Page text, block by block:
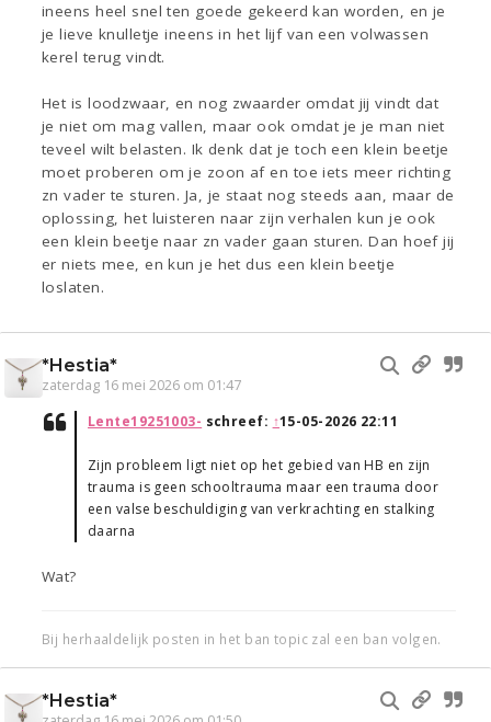
ineens heel snel ten goede gekeerd kan worden, en je
je lieve knulletje ineens in het lijf van een volwassen
kerel terug vindt.
Het is loodzwaar, en nog zwaarder omdat jij vindt dat
je niet om mag vallen, maar ook omdat je je man niet
teveel wilt belasten. Ik denk dat je toch een klein beetje
moet proberen om je zoon af en toe iets meer richting
zn vader te sturen. Ja, je staat nog steeds aan, maar de
oplossing, het luisteren naar zijn verhalen kun je ook
een klein beetje naar zn vader gaan sturen. Dan hoef jij
er niets mee, en kun je het dus een klein beetje
loslaten.
*Hestia*
zaterdag 16 mei 2026 om 01:47
Lente19251003- schreef: ↑15-05-2026 22:11
Zijn probleem ligt niet op het gebied van HB en zijn
trauma is geen schooltrauma maar een trauma door
een valse beschuldiging van verkrachting en stalking
daarna
Wat?
Bij herhaaldelijk posten in het ban topic zal een ban volgen.
*Hestia*